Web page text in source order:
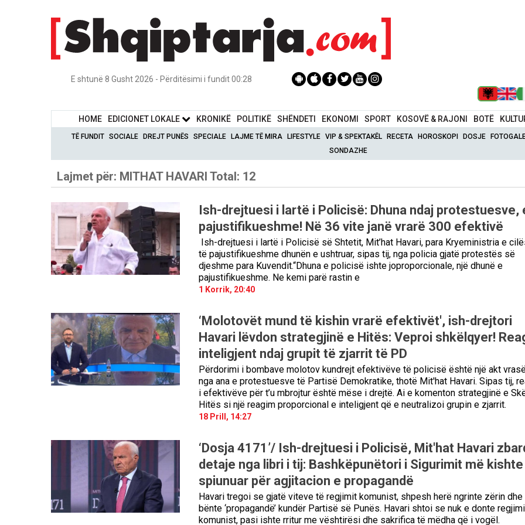
E shtunë 8 Gusht 2026 - Përditësimi i fundit 00:28
HOME EDICIONET LOKALE KRONIKË POLITIKË SHËNDETI EKONOMI SPORT KOSOVË & RAJONI BOTË
TË FUNDIT SOCIALE DREJT PUNËS SPECIALE LAJME TË MIRA LIFESTYLE VIP & SPEKTAKËL RECETA HOROSKOPI DOSJE
SONDAZHE
Lajmet për: MITHAT HAVARI Total: 12
Ish-drejtuesi i lartë i Policisë: Dhuna ndaj protestuesve,
pajustifikueshme! Në 36 vite janë vrarë 300 efektivë
Ish-drejtuesi i lartë i Policisë së Shtetit, Mit’hat Havari, para Kryeministria e
të pajustifikueshme dhunën e ushtruar, sipas tij, nga policia gjatë protestës së
djeshme para Kuvendit.“Dhuna e policisë ishte joproporcionale, një dhunë e
pajustifikueshme. Ne kemi parë rastin e
1 Korrik, 20:40
‘Molotovët mund të kishin vrarë efektivët', ish-drejtori
Havari lëvdon strategjinë e Hitës: Veproi shkëlqyer!
inteligjent ndaj grupit të zjarrit të PD
Përdorimi i bombave molotov kundrejt efektivëve të policisë është një akt
nga ana e protestuesve të Partisë Demokratike, thotë Mit'hat Havari. Sipas tij,
i efektivëve për t’u mbrojtur është mëse i drejtë. Ai e komenton strategjinë e
Hitës si një reagim proporcional e inteligjent që e neutralizoi grupin e zjarrit.
18 Prill, 14:27
‘Dosja 4171’/ Ish-drejtuesi i Policisë, Mit'hat Havari
detaje nga libri i tij: Bashkëpunëtori i Sigurimit më kishte
spiunuar për agjitacion e propagandë
Havari tregoi se gjatë viteve të regjimit komunist, shpesh herë ngrinte zërin dhe
bënte ‘propagandë’ kundër Partisë së Punës. Havari shtoi se nuk e donte
komunist, pasi ishte rritur me vështirësi dhe sakrifica të mëdha që i vogël.